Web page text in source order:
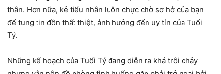
thân. Hơn nữa, kẻ tiểu nhân luôn chực chờ sơ hở của bạn
để tung tin đồn thất thiệt, ảnh hưởng đến uy tín của Tuổi
Tý.
Những kế hoạch của Tuổi Tý đang diễn ra khá trôi chảy